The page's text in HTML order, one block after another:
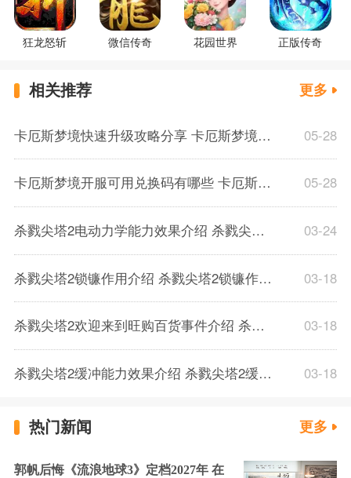
狂龙怒斩 微信传奇 花园世界 正版传奇
相关推荐 更多
卡厄斯梦境快速升级攻略分享 卡厄斯梦境体力规划分配推荐介绍 05-28
卡厄斯梦境开服可用兑换码有哪些 卡厄斯梦境通用兑换码一览 05-28
杀戮尖塔2电动力学能力效果介绍 杀戮尖塔2电动力学能力效果解析一览 03-24
杀戮尖塔2锁镰作用介绍 杀戮尖塔2锁镰作用解析一览 03-18
杀戮尖塔2欢迎来到旺购百货事件介绍 杀戮尖塔2欢迎来到旺购百货事件解析 03-18
杀戮尖塔2缓冲能力效果介绍 杀戮尖塔2缓冲能力解析一览 03-18
热门新闻 更多
郭帆后悔《流浪地球3》定档2027年 在